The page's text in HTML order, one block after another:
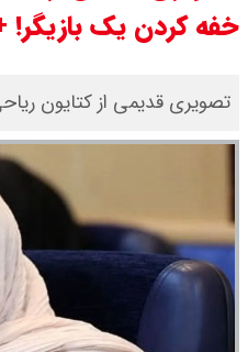
چند ؟
ترکیه و
به تنگه
خفه کردن یک
تصویری قدیمی از کتایون